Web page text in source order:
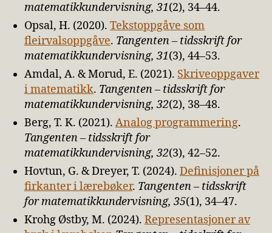
matematikkundervisning, 31(2), 34–44.
Opsal, H. (2020). Tekstoppgåve som
fleirvalsoppgåve. Tangenten – tidsskrift for
matematikkundervisning, 31(3), 44–53.
Amdal, A. & Morud, E. (2021). Skriveoppgaver
i matematikk. Tangenten – tidsskrift for
matematikkundervisning, 32(2), 38–48.
Berg, T. K. (2021). Analog programmering.
Tangenten – tidsskrift for
matematikkundervisning, 32(3), 42–52.
Hovtun, G. & Dreyer, T. (2024). Definisjoner på
firkanter i lærebøker. Tangenten – tidsskrift
for matematikkundervisning, 35(1), 34–47.
Krohg Østby, M. (2024). Representasjoner av